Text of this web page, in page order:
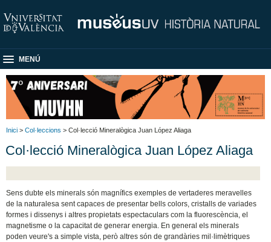
MENÚ
Inici > Col·leccions > Col·lecció Mineralògica Juan López Aliaga
Col·lecció Mineralògica Juan López Aliaga
Sens dubte els minerals són magnífics exemples de vertaderes meravelles
de la naturalesa sent capaces de presentar bells colors, cristalls de variades
formes i dissenys i altres propietats espectaculars com la fluorescència, el
magnetisme o la capacitat de generar energia. En general els minerals
poden veure's a simple vista, però altres són de grandàries mil·limètriques